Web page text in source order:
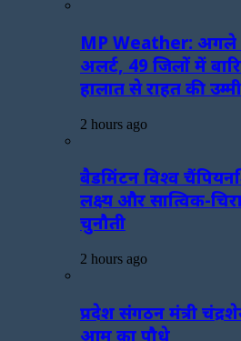
MP Weather: अगले
अलर्ट, 49 जिलों में
हालात से राहत की
2 hours ago
बैडमिंटन विश्व
लक्ष्य और सात्विक-
चुनौती
2 hours ago
प्रदेश संगठन मंत्री
आम का पौधे